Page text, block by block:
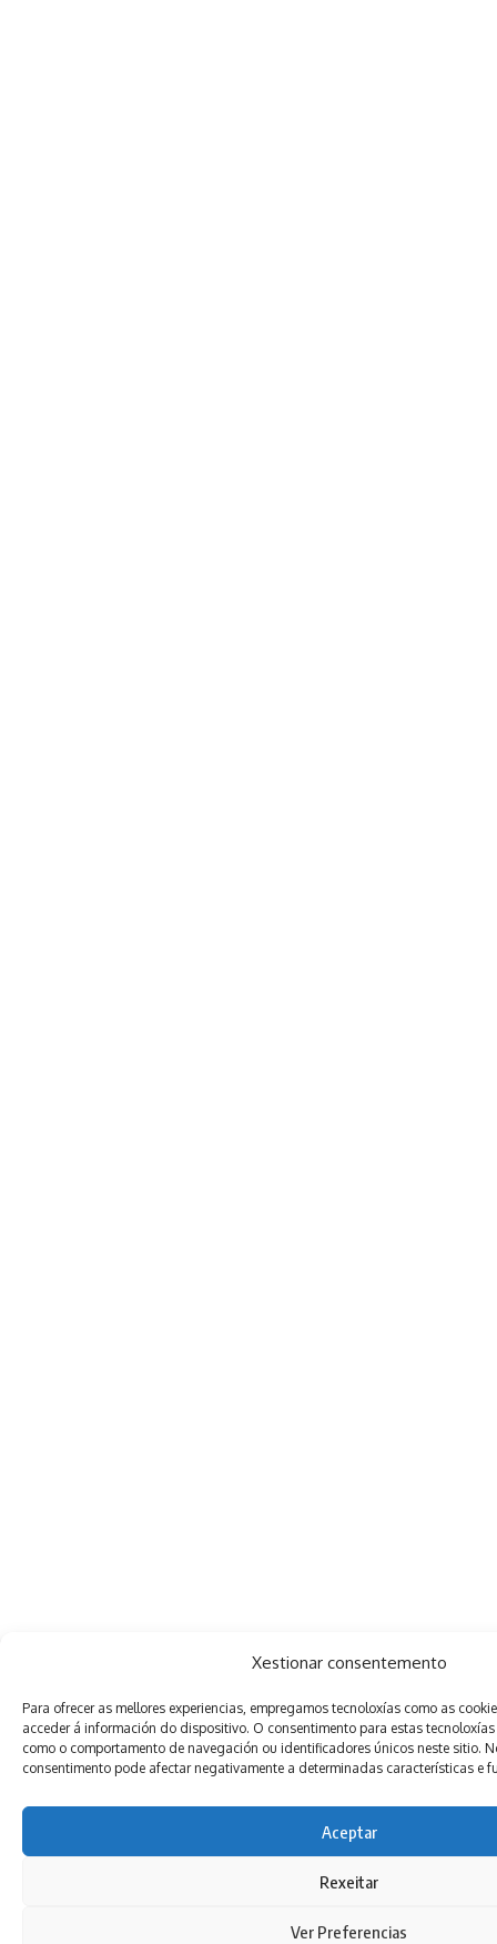
Xestionar consentemento
Para ofrecer as mellores experiencias, empregamos tecnoloxías como as
acceder á información do dispositivo. O consentimento para estas
como o comportamento de navegación ou identificadores únicos neste sitio.
consentimento pode afectar negativamente a determinadas características e
Aceptar
Rexeitar
Ver Preferencias